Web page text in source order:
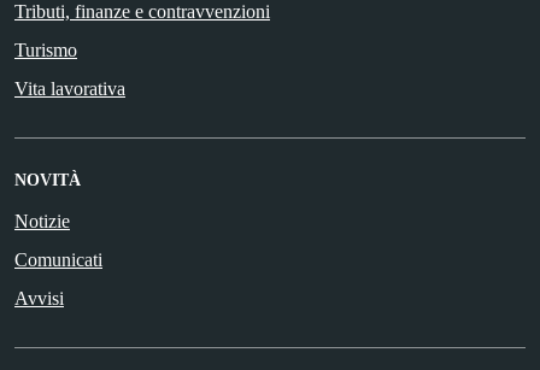
Tributi, finanze e contravvenzioni
Turismo
Vita lavorativa
NOVITÀ
Notizie
Comunicati
Avvisi